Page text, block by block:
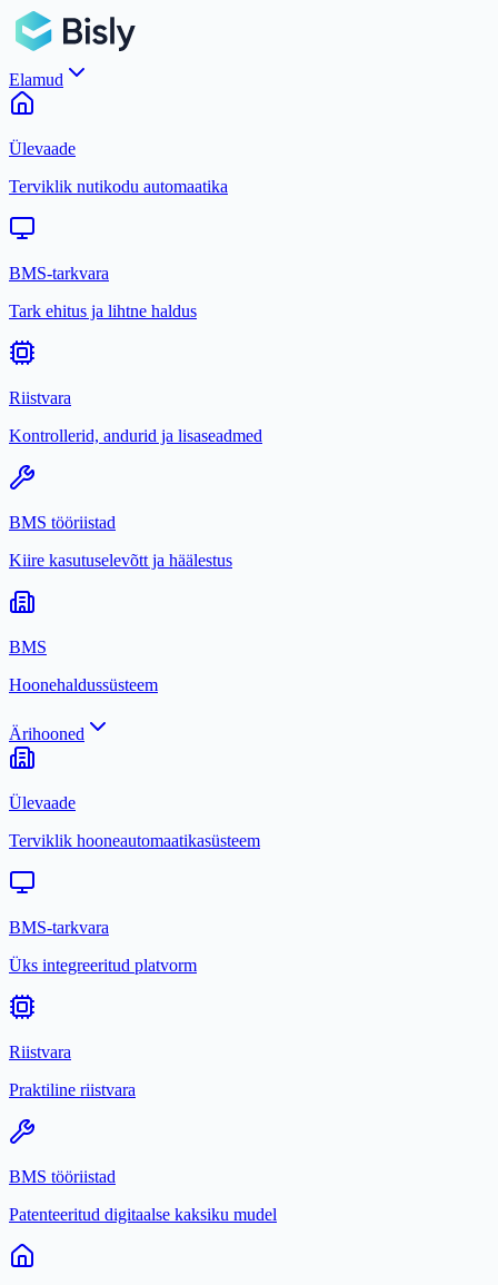
Elamud
Ülevaade
Terviklik nutikodu automaatika
BMS-tarkvara
Tark ehitus ja lihtne haldus
Riistvara
Kontrollerid, andurid ja lisaseadmed
BMS tööriistad
Kiire kasutuselevõtt ja häälestus
BMS
Hoonehaldussüsteem
Ärihooned
Ülevaade
Terviklik hooneautomaatikasüsteem
BMS-tarkvara
Üks integreeritud platvorm
Riistvara
Praktiline riistvara
BMS tööriistad
Patenteeritud digitaalse kaksiku mudel